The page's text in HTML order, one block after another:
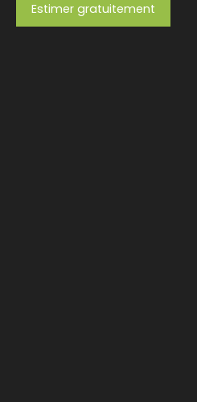
Estimer gratuitement